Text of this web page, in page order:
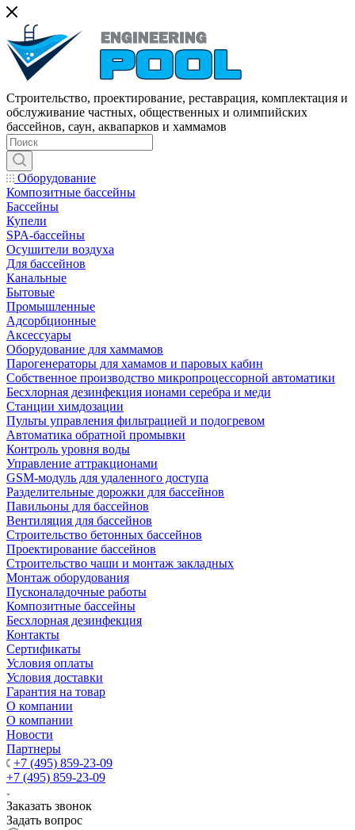
Строительство, проектирование, реставрация, комплектация и
обслуживание частных, общественных и олимпийских
бассейнов, саун, аквапарков и хаммамов
Оборудование
Композитные бассейны
Бассейны
Купели
SPA-бассейны
Осушители воздуха
Для бассейнов
Канальные
Бытовые
Промышленные
Адсорбционные
Аксессуары
Оборудование для хаммамов
Парогенераторы для хамамов и паровых кабин
Собственное производство микропроцессорной автоматики
Беcхлорная дезинфекция ионами серебра и меди
Станции химдозации
Пульты управления фильтрацией и подогревом
Автоматика обратной промывки
Контроль уровня воды
Управление аттракционами
GSM-модуль для удаленного доступа
Разделительные дорожки для бассейнов
Павильоны для бассейнов
Вентиляция для бассейнов
Строительство бетонных бассейнов
Проектирование бассейнов
Строительство чаши и монтаж закладных
Монтаж оборудования
Пусконаладочные работы
Композитные бассейны
Бесхлорная дезинфекция
Контакты
Сертификаты
Условия оплаты
Условия доставки
Гарантия на товар
О компании
О компании
Новости
Партнеры
+7 (495) 859-23-09
+7 (495) 859-23-09
Заказать звонок
Задать вопрос